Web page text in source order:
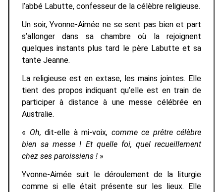
l’abbé Labutte, confesseur de la célèbre religieuse.
Un soir, Yvonne-Aimée ne se sent pas bien et part
s’allonger dans sa chambre où la rejoignent
quelques instants plus tard le père Labutte et sa
tante Jeanne.
La religieuse est en extase, les mains jointes. Elle
tient des propos indiquant qu’elle est en train de
participer à distance à une messe célébrée en
Australie.
« Oh, dit-elle à mi-voix, comme ce prêtre célèbre
bien sa messe ! Et quelle foi, quel recueillement
chez ses paroissiens ! »
Yvonne-Aimée suit le déroulement de la liturgie
comme si elle était présente sur les lieux. Elle